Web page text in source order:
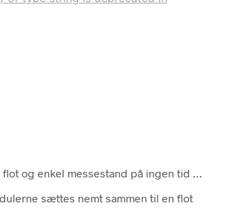
flot og enkel messestand på ingen tid …
sættes nemt sammen til en flot